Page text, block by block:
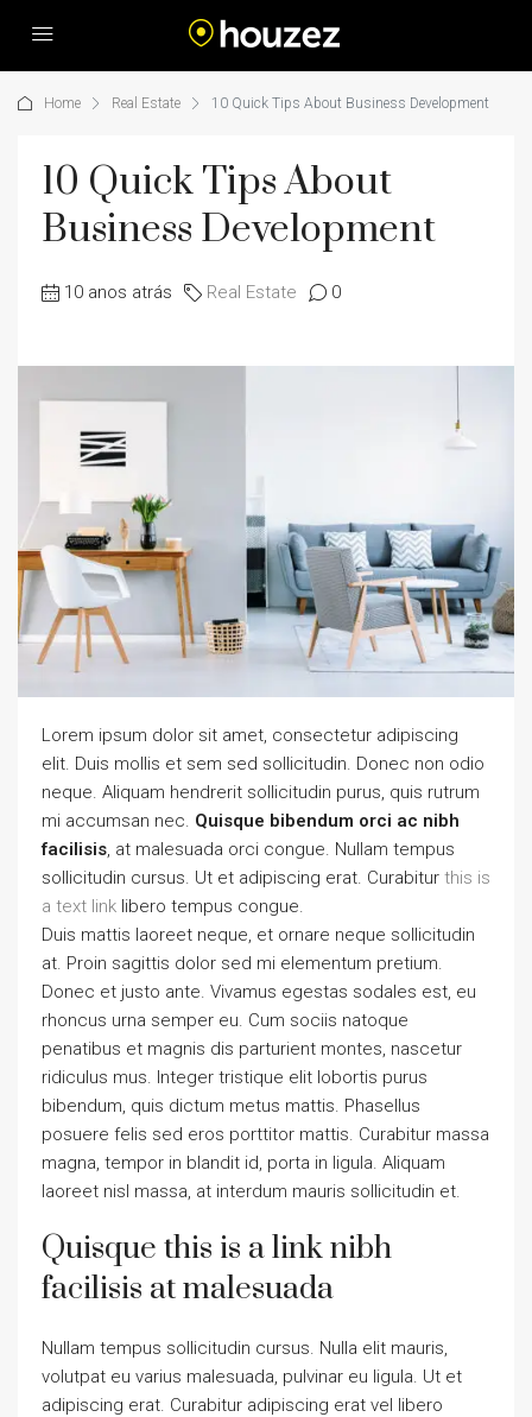
Home Real Estate 10 Quick Tips About Business Development
10 Quick Tips About
Business Development
10 anos atrás Real Estate 0
Lorem ipsum dolor sit amet, consectetur adipiscing
elit. Duis mollis et sem sed sollicitudin. Donec non odio
neque. Aliquam hendrerit sollicitudin purus, quis rutrum
mi accumsan nec. Quisque bibendum orci ac nibh
facilisis, at malesuada orci congue. Nullam tempus
sollicitudin cursus. Ut et adipiscing erat. Curabitur this is
a text link libero tempus congue.
Duis mattis laoreet neque, et ornare neque sollicitudin
at. Proin sagittis dolor sed mi elementum pretium.
Donec et justo ante. Vivamus egestas sodales est, eu
rhoncus urna semper eu. Cum sociis natoque
penatibus et magnis dis parturient montes, nascetur
ridiculus mus. Integer tristique elit lobortis purus
bibendum, quis dictum metus mattis. Phasellus
posuere felis sed eros porttitor mattis. Curabitur massa
magna, tempor in blandit id, porta in ligula. Aliquam
laoreet nisl massa, at interdum mauris sollicitudin et.
Quisque this is a link nibh
facilisis at malesuada
Nullam tempus sollicitudin cursus. Nulla elit mauris,
volutpat eu varius malesuada, pulvinar eu ligula. Ut et
adipiscing erat. Curabitur adipiscing erat vel libero